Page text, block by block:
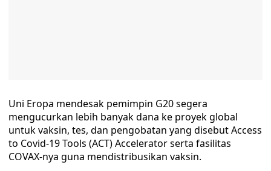
Uni Eropa mendesak pemimpin G20 segera
mengucurkan lebih banyak dana ke proyek global
untuk vaksin, tes, dan pengobatan yang disebut Access
to Covid-19 Tools (ACT) Accelerator serta fasilitas
COVAX-nya guna mendistribusikan vaksin.